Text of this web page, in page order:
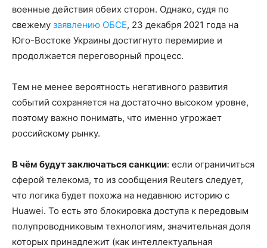
военные действия обеих сторон. Однако, судя по
свежему заявлению ОБСЕ, 23 декабря 2021 года на
Юго-Востоке Украины достигнуто перемирие и
продолжается переговорный процесс.
Тем не менее вероятность негативного развития
событий сохраняется на достаточно высоком уровне,
поэтому важно понимать, что именно угрожает
российскому рынку.
В чём будут заключаться санкции: если ограничиться
сферой телекома, то из сообщения Reuters следует,
что логика будет похожа на недавнюю историю с
Huawei. То есть это блокировка доступа к передовым
полупроводниковым технологиям, значительная доля
которых принадлежит (как интеллектуальная